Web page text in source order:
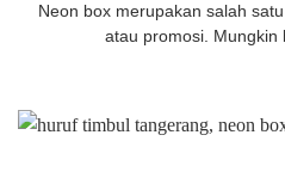
Neon box merupakan salah
atau promosi. Mungkin